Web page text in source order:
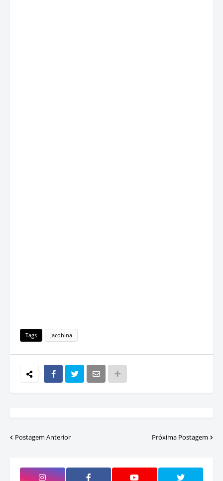
Tags Jacobina
Postagem Anterior Próxima Postagem